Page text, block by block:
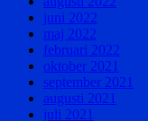
juni 2022
maj 2022
februari 2022
oktober 2021
september 2021
augusti 2021
juli 2021